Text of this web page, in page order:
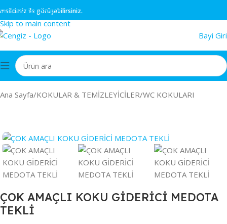
Skip to navigation
Skip to main content
ile görüşebilirsiniz.
Bayi
Ana Sayfa/KOKULAR & TEMİZLEYİCİLER/WC KOKULARI
ÇOK AMAÇLI KOKU GİDERİCİ MEDOTA
TEKLİ